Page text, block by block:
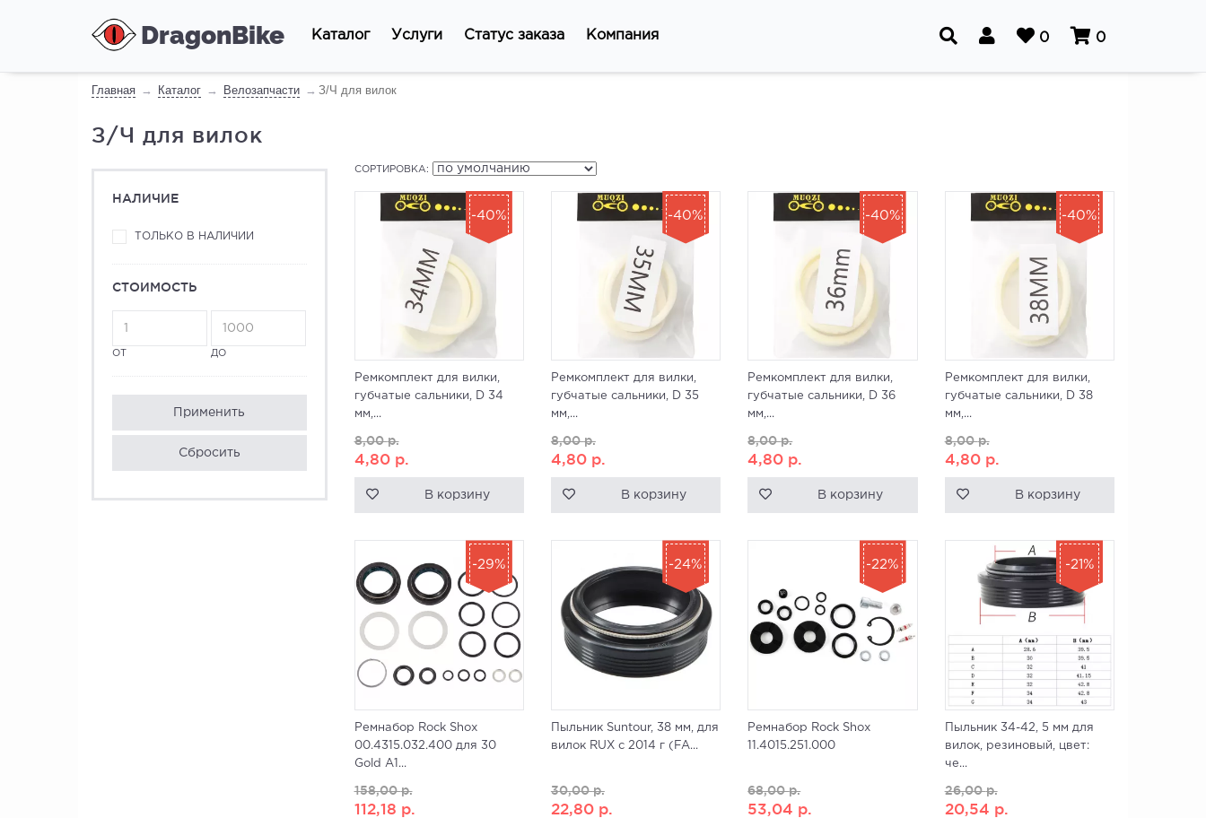
DragonBike 0 0
Каталог Услуги Статус заказа Компания
Главная Каталог Велозапчасти З/Ч для вилок
З/Ч для вилок
НАЛИЧИЕ
ТОЛЬКО В НАЛИЧИИ
СТОИМОСТЬ
ОТ ДО
Применить
Сбросить
СОРТИРОВКА:
Ремкомплект для вилки,
губчатые сальники, D 34
мм,...
8,00р.
4,80 р.
В корзину
-40%
Ремкомплект для вилки,
губчатые сальники, D 35
мм,...
8,00р.
4,80 р.
В корзину
-40%
Ремкомплект для вилки,
губчатые сальники, D 36
мм,...
8,00р.
4,80 р.
В корзину
-40%
Ремкомплект для вилки,
губчатые сальники, D 38
мм,...
8,00р.
4,80 р.
В корзину
-40%
Ремнабор Rock Shox
00.4315.032.400 для 30
Gold A1...
158,00р.
112,18 р.
-29%
Пыльник Suntour, 38 мм, для
вилок RUX с 2014 г (FA...
30,00р.
22,80 р.
-24%
Ремнабор Rock Shox
11.4015.251.000
68,00р.
53,04 р.
-22%
Пыльник 34-42, 5 мм для
вилок, резиновый, цвет:
че...
26,00р.
20,54 р.
-21%